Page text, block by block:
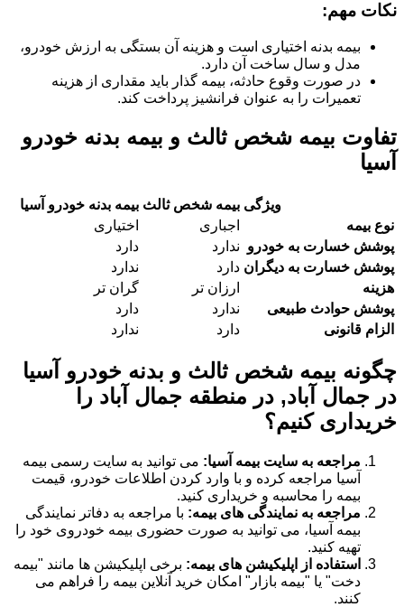
نکات مهم:
بیمه بدنه اختیاری است و هزینه آن بستگی به ارزش خودرو،
مدل و سال ساخت آن دارد.
در صورت وقوع حادثه، بیمه گذار باید مقداری از هزینه
تعمیرات را به عنوان فرانشیز پرداخت کند.
تفاوت بیمه شخص ثالث و بیمه بدنه خودرو
آسیا
ویژگی بیمه شخص ثالث بیمه بدنه خودرو آسیا
نوع بیمه
اجباری
اختیاری
پوشش خسارت به خودرو ندارد
دارد
پوشش خسارت به دیگران دارد
ندارد
هزینه
ارزان تر
گران تر
پوشش حوادث طبیعی
ندارد
دارد
الزام قانونی
دارد ندارد
چگونه بیمه شخص ثالث و بدنه خودرو آسیا
در جمال آباد, در منطقه جمال آباد را
خریداری کنیم؟
مراجعه به سایت بیمه آسیا: می توانید به سایت رسمی بیمه
آسیا مراجعه کرده و با وارد کردن اطلاعات خودرو، قیمت
بیمه را محاسبه و خریداری کنید.
مراجعه به نمایندگی های بیمه: با مراجعه به دفاتر نمایندگی
بیمه آسیا، می توانید به صورت حضوری بیمه خودروی خود را
تهیه کنید.
استفاده از اپلیکیشن های بیمه: برخی اپلیکیشن ها مانند "بیمه
دخت" یا "بیمه بازار" امکان خرید آنلاین بیمه را فراهم می
کنند.